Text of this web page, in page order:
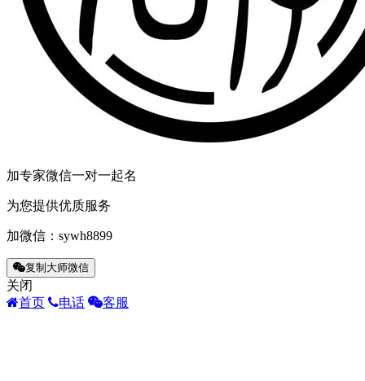
加专家微信一对一起名
为您提供优质服务
加微信： sywh8899
复制大师微信
关闭
首页
电话 客服